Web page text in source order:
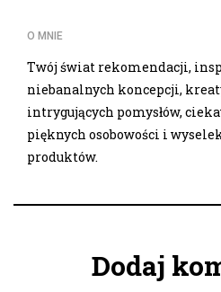
O MNIE
Twój świat rekomendacji,
niebanalnych koncepcji,
intrygujących pomysłów,
pięknych osobowości i
produktów.
Dodaj